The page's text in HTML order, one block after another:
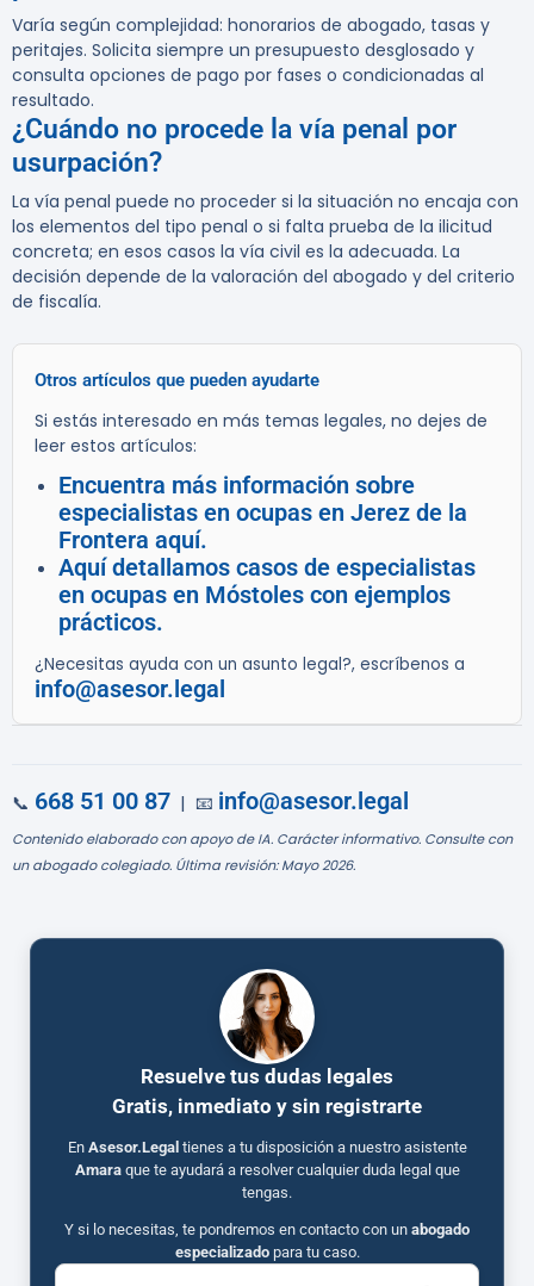
Varía según complejidad: honorarios de abogado, tasas y
peritajes. Solicita siempre un presupuesto desglosado y
consulta opciones de pago por fases o condicionadas al
resultado.
¿Cuándo no procede la vía penal por
usurpación?
La vía penal puede no proceder si la situación no encaja con
los elementos del tipo penal o si falta prueba de la ilicitud
concreta; en esos casos la vía civil es la adecuada. La
decisión depende de la valoración del abogado y del criterio
de fiscalía.
Otros artículos que pueden ayudarte
Si estás interesado en más temas legales, no dejes de
leer estos artículos:
Encuentra más información sobre
especialistas en ocupas en Jerez de la
Frontera aquí.
Aquí detallamos casos de especialistas
en ocupas en Móstoles con ejemplos
prácticos.
¿Necesitas ayuda con un asunto legal?, escríbenos a
info@asesor.legal
📞 668 51 00 87 | 📧 info@asesor.legal
Contenido elaborado con apoyo de IA. Carácter informativo. Consulte con
un abogado colegiado. Última revisión: Mayo 2026.
Resuelve tus dudas legales
Gratis, inmediato y sin registrarte
En Asesor.Legal tienes a tu disposición a nuestro asistente
Amaraque te ayudará a resolver cualquier duda legal que
tengas.
Y si lo necesitas, te pondremos en contacto con un abogado
especializadopara tu caso.